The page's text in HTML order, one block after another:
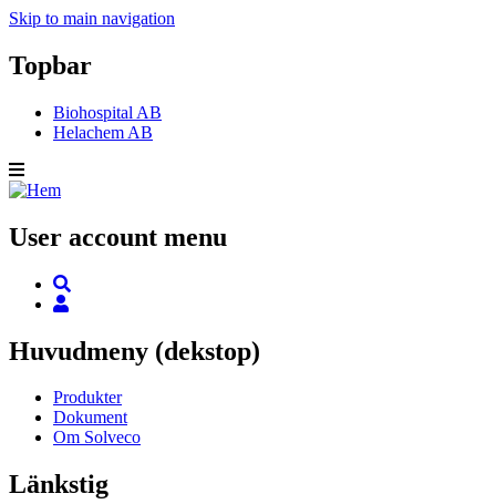
Skip to main navigation
Topbar
Biohospital AB
Helachem AB
User account menu
Huvudmeny (dekstop)
Produkter
Dokument
Om Solveco
Länkstig